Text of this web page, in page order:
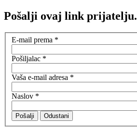
Pošalji ovaj link prijatelju.
E-mail prema *
Pošiljalac *
Vaša e-mail adresa *
Naslov *
Pošalji Odustani